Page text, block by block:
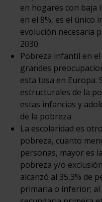
en hogares con baja
en el 8%, es el único
evolución necesaria
2030.
Pobreza infantil en el
grandes
esta tasa en Europa.
estructurales de la
estas infancias y
de la pobreza.
La escolaridad es
pobreza, cuanto
personas, mayor es
pobreza y/o
alcanzó al 35,3% de
primaria o inferior; al